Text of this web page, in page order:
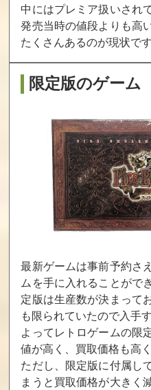
14,000
ターズ2
ドラゴンズレア
買取価格
13,020
愛先生
E･TE
買
買取価格
12,800
買
ガーフィールド
の一週間
買取価格
スタ
帝国の
買
中にはプレミア扱いされ
発売当時の値段よりも高
たくさんあるのが現状です
限定版のゲーム
最新ゲームは事前予約さ
ムを手に入れることがで
定版は生産数が決まって
も限られていたので入手
よってレトロゲームの限
値が高く、買取価格も高
ただし、限定版に付属し
まうと買取価格が大きく